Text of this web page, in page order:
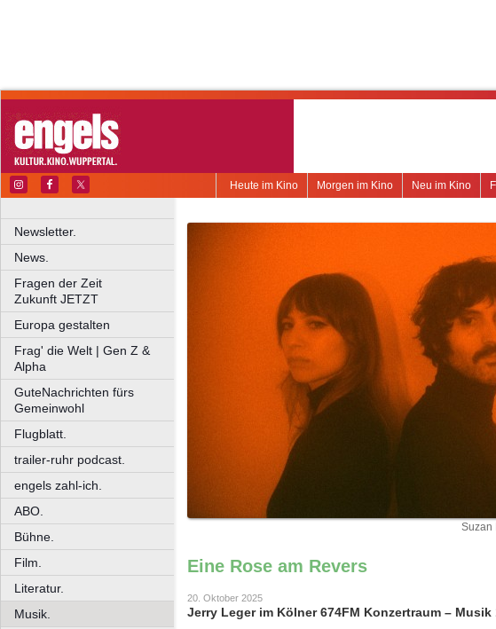
Neu im Kino
Morgen im Kino
Heute im Kino
Newsletter.
News.
Fragen der Zeit
Zukunft JETZT
Europa gestalten
Frag' die Welt | Gen Z &
Alpha
GuteNachrichten fürs
Gemeinwohl
Flugblatt.
trailer-ruhr podcast.
engels zahl-ich.
ABO.
Bühne.
Film.
Literatur.
Musik.
Suzan
Eine Rose am Revers
20. Oktober 2025
Jerry Leger im Kölner 674FM Konzertraum – Musik